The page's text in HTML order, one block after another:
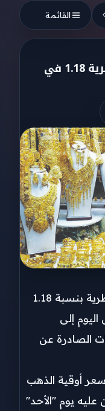
القائمة
انخفاض سعر الذهب بالسوق القطرية 1.18 في
انخفض سعر الذهب في السوق القطرية بنسبة 1.18
إلى
الصادرة عن
أوقية الذهب
الذي كان عليه يوم "الأحد"